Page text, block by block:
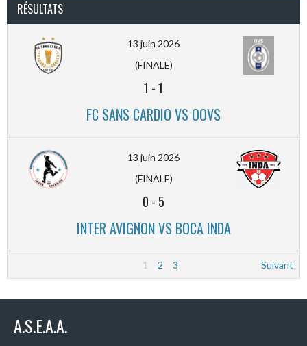
RÉSULTATS
13 juin 2026
(FINALE)
1 -1
FC SANS CARDIO VS OOVS
13 juin 2026
(FINALE)
0 - 5
INTER AVIGNON VS BOCA INDA
1 2 3 Suivant
A.S.E.A.A.